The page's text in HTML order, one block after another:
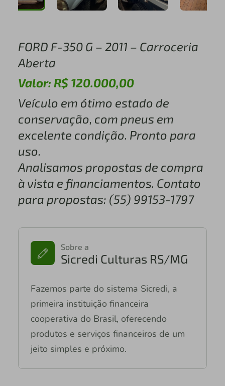
FORD F-350 G – 2011 – Carroceria
Aberta
Valor: R$ 120.000,00
Veículo em ótimo estado de
conservação, com pneus em
excelente condição. Pronto para
uso.
Analisamos propostas de compra
à vista e financiamentos. Contato
para propostas: (55) 99153-1797
Sobre a
Sicredi Culturas RS/MG
Fazemos parte do sistema Sicredi, a
primeira instituição financeira
cooperativa do Brasil, oferecendo
produtos e serviços financeiros de um
jeito simples e próximo.